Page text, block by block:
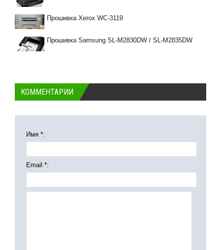
Прошивка Xerox WC-3119
Прошивка Samsung SL-M2830DW / SL-M2835DW
КОММЕНТАРИИ
Имя *:
Email *: